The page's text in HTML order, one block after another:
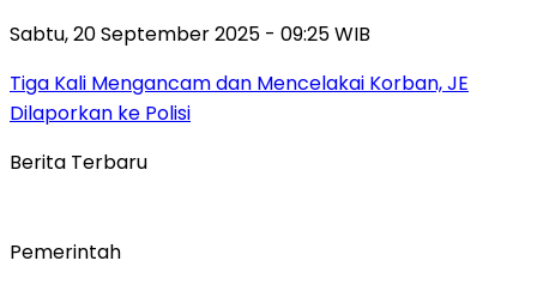
Sabtu, 20 September 2025 - 09:25 WIB
Tiga Kali Mengancam dan Mencelakai Korban, JE
Dilaporkan ke Polisi
Berita Terbaru
Pemerintah